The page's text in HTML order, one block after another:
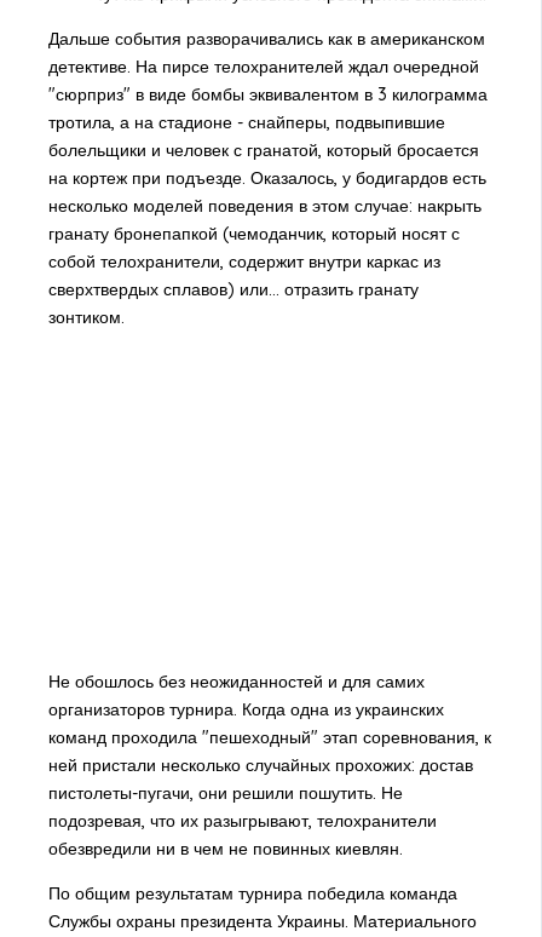
Дальше события разворачивались как в американском
детективе. На пирсе телохранителей ждал очередной
"сюрприз" в виде бомбы эквивалентом в 3 килограмма
тротила, а на стадионе - снайперы, подвыпившие
болельщики и человек с гранатой, который бросается
на кортеж при подъезде. Оказалось, у бодигардов есть
несколько моделей поведения в этом случае: накрыть
гранату бронепапкой (чемоданчик, который носят с
собой телохранители, содержит внутри каркас из
сверхтвердых сплавов) или… отразить гранату
зонтиком.
Не обошлось без неожиданностей и для самих
организаторов турнира. Когда одна из украинских
команд проходила "пешеходный" этап соревнования, к
ней пристали несколько случайных прохожих: достав
пистолеты-пугачи, они решили пошутить. Не
подозревая, что их разыгрывают, телохранители
обезвредили ни в чем не повинных киевлян.
По общим результатам турнира победила команда
Службы охраны президента Украины. Материального